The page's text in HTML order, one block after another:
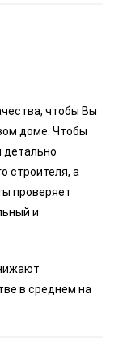
чтобы Вы
доме. Чтобы
детально
строителя, а
проверяет
и
в среднем на